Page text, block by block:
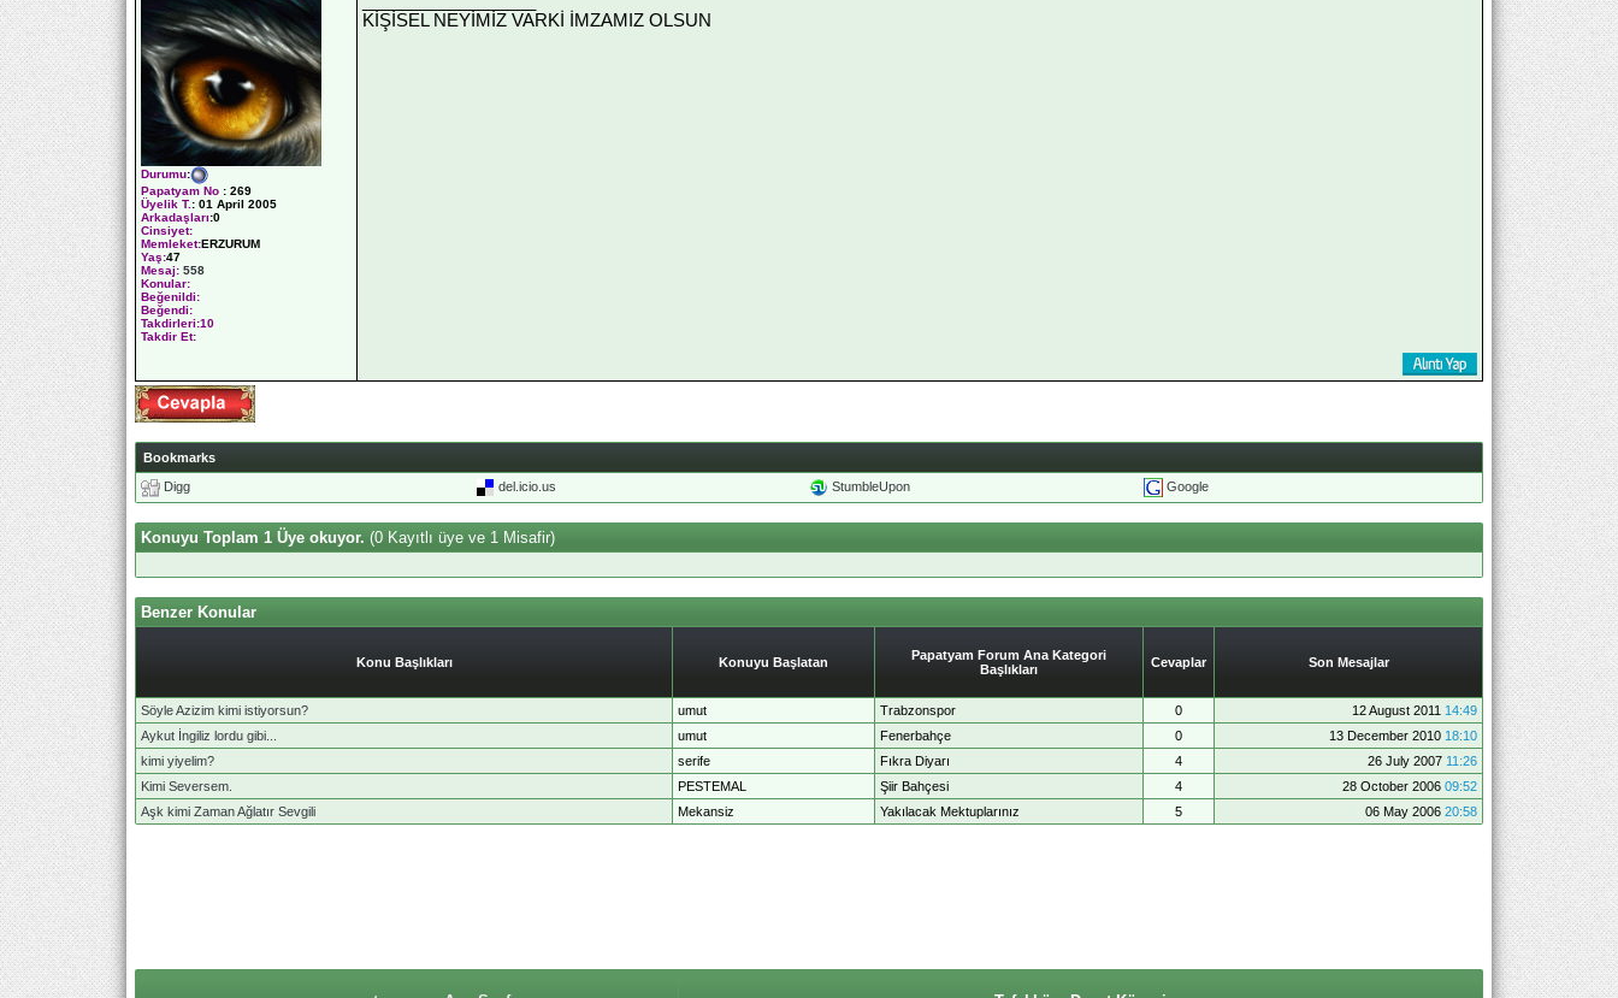
Durumu:
Papatyam No : 269
Üyelik T. : 01 April 2005
Arkadaşları:0
Cinsiyet:
Memleket:ERZURUM
Yaş:47
Mesaj: 558
Konular:
Beğenildi:
Beğendi:
Takdirleri:10
Takdir Et:
KİŞİSEL NEYİMİZ VARKİ İMZAMIZ OLSUN
Bookmarks
Digg
del.icio.us StumbleUpon Google
Konuyu Toplam 1 Üye okuyor. (0 Kayıtlı üye ve 1 Misafir)
Benzer Konular
Konu Başlıkları Konuyu Başlatan
Papatyam Forum Ana Kategori
Başlıkları
Cevaplar Son Mesajlar
Söyle Azizim kimi istiyorsun? umut Trabzonspor 0 12 August 2011 14:49
Aykut İngiliz lordu gibi...
umut Fenerbahçe 0 13 December 2010 18:10
kimi yiyelim?
serife Fıkra Diyarı 4 26 July 2007 11:26
Kimi Seversem.
PESTEMAL Şiir Bahçesi 4 28 October 2006 09:52
Aşk kimi Zaman Ağlatır Sevgili
Mekansiz Yakılacak Mektuplarınız 5 06 May 2006 20:58